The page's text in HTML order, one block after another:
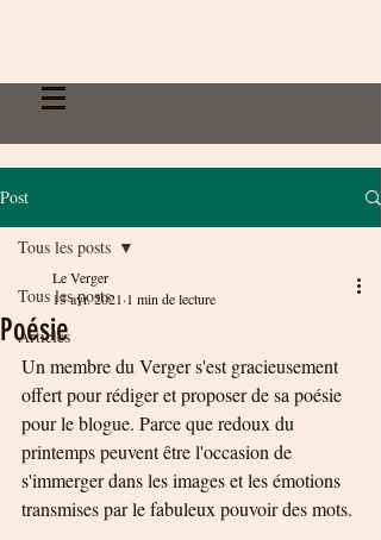
Post
Tous les posts
Articles
Tous les posts
Poésie
Le Verger
13 avr. 2021 1 min de lecture
Un membre du Verger s'est gracieusement
offert pour rédiger et proposer de sa poésie
pour le blogue. Parce que redoux du
printemps peuvent être l'occasion de
s'immerger dans les images et les émotions
transmises par le fabuleux pouvoir des mots.